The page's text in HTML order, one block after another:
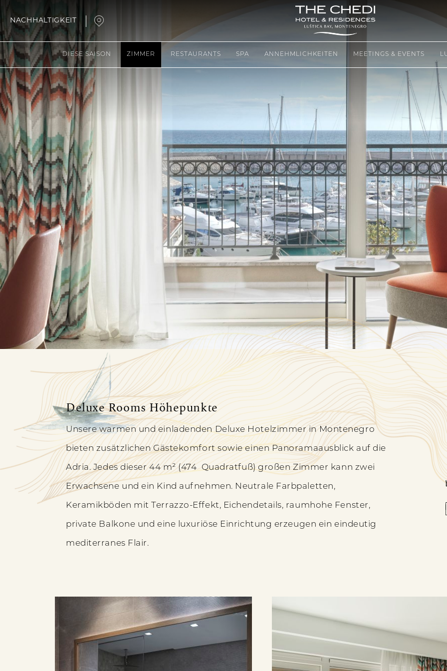
NACHHALTIGKEIT Open
Map
DIESE SAISON ZIMMER RESTAURANTS SPA ANNEHMLICHKEITEN MEETINGS & EVENTS
Next
DELUXE
ZIMMER
MIT
MEERBLICK
Deluxe
Zimmer
mit
Meerblick
Deluxe Rooms Höhepunkte
Unsere warmen und einladenden Deluxe Hotelzimmer in Montenegro
bieten zusätzlichen Gästekomfort sowie einen Panoramaausblick auf die
Adria. Jedes dieser 44 m² (474 Quadratfuß) großen Zimmer kann zwei
Erwachsene und ein Kind aufnehmen. Neutrale Farbpaletten,
Keramikböden mit Terrazzo-Effekt, Eichendetails, raumhohe Fenster,
private Balkone und eine luxuriöse Einrichtung erzeugen ein eindeutig
mediterranes Flair.